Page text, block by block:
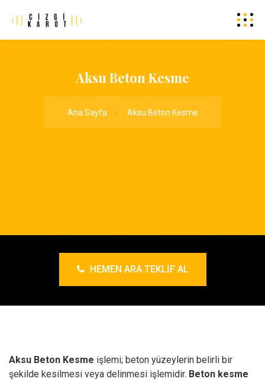
Aksu Beton Kesme
Ana Sayfa Aksu Beton Kesme
HEMEN ARA TEKLIF AL
Aksu Beton Kesme işlemi; beton yüzeylerin belirli bir
şekilde kesilmesi veya delinmesi işlemidir. Beton kesme